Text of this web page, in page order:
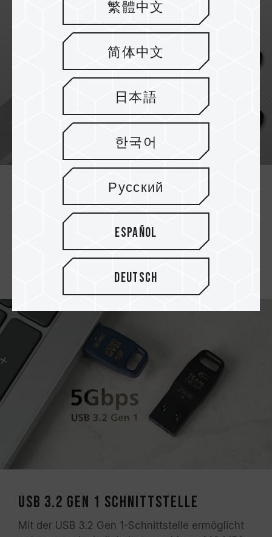
Vielfältige Speicheroptionen
Verfügbar in verschiedenen Kapazitäten: 32 GB,
64 GB, 256 GB und 512 GB, die großzügigen
Speicherplatz für alle Ihre Dateien und
Dokumente bieten.
USB 3.2 Gen 1 Schnittstelle
Mit der USB 3.2 Gen 1-Schnittstelle ermöglicht
繁體中文
简体中文
日本語
한국어
Русский
Español
Deutsch